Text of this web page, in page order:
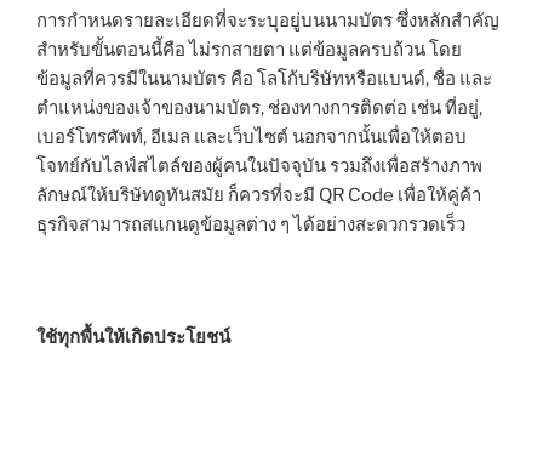
การกำหนดรายละเอียดที่จะระบุอยู่บนนามบัตร ซึ่งหลักสำคัญ
สำหรับขั้นตอนนี้คือ ไม่รกสายตา แต่ข้อมูลครบถ้วน โดย
ข้อมูลที่ควรมีในนามบัตร คือ โลโก้บริษัทหรือแบนด์, ชื่อ และ
ตำแหน่งของเจ้าของนามบัตร, ช่องทางการติดต่อ เช่น ที่อยู่,
เบอร์โทรศัพท์, อีเมล และเว็บไซต์ นอกจากนั้นเพื่อให้ตอบ
โจทย์กับไลฟ์สไตล์ของผู้คนในปัจจุบัน รวมถึงเพื่อสร้างภาพ
ลักษณ์ให้บริษัทดูทันสมัย ก็ควรที่จะมี QR Code เพื่อให้คู่ค้า
ธุรกิจสามารถสแกนดูข้อมูลต่าง ๆ ได้อย่างสะดวกรวดเร็ว
ใช้ทุกพื้นให้เกิดประโยชน์